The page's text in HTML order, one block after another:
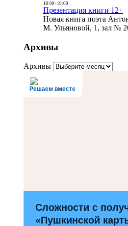
18:00- 19:00
Презентация книги 12+
Новая книга поэта
М. Ульяновой, 1, зал №
Архивы
Архивы
Решаем вместе
Сложности с
«Пушкинской